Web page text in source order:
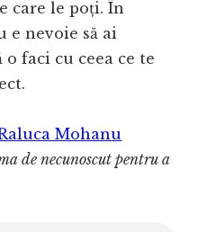
care le poți. În
e nevoie să ai
o faci cu ceea ce te
Mohanu
de necunoscut pentru a